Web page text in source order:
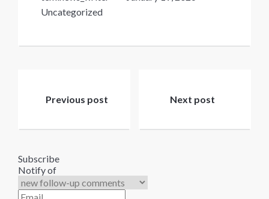
Uncategorized
navigation
Previous post Next post
Subscribe
Notify of